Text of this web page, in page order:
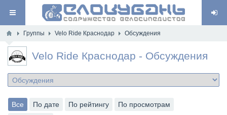
Группы Velo Ride Краснодар Обсуждения
Velo Ride Краснодар - Обсуждения
Все По дате По рейтингу
По просмотрам